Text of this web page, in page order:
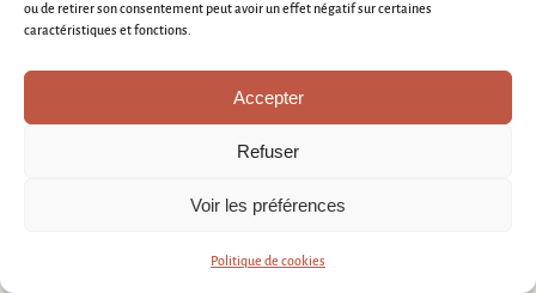
ou de retirer son consentement peut avoir un effet négatif sur certaines
caractéristiques et fonctions.
Accepter
Refuser
Voir les préférences
Politique de cookies
Nous réalisons l’ensemble des travaux. Parce que
sommes responsable des délais, des couts et la
FAQ : Tout savoir sur votre parqueteur